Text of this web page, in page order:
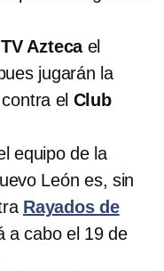
TV Azteca el
jugarán la
el Club
equipo de la
León es, sin
Rayados de
a cabo el 19 de